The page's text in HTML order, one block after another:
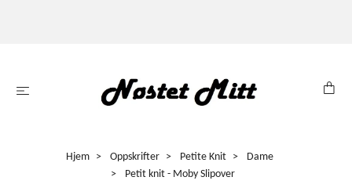
Hjem Oppskrifter Petite Knit
Dame
Petit knit - Moby Slipover